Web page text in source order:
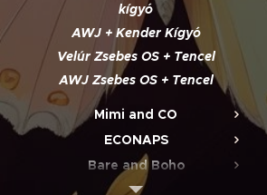
kígyó
AWJ + Kender Kígyó
Velúr Zsebes OS + Tencel
AWJ Zsebes OS + Tencel
Mimi and CO
ECONAPS
Bare and Boho
Little Lovebum